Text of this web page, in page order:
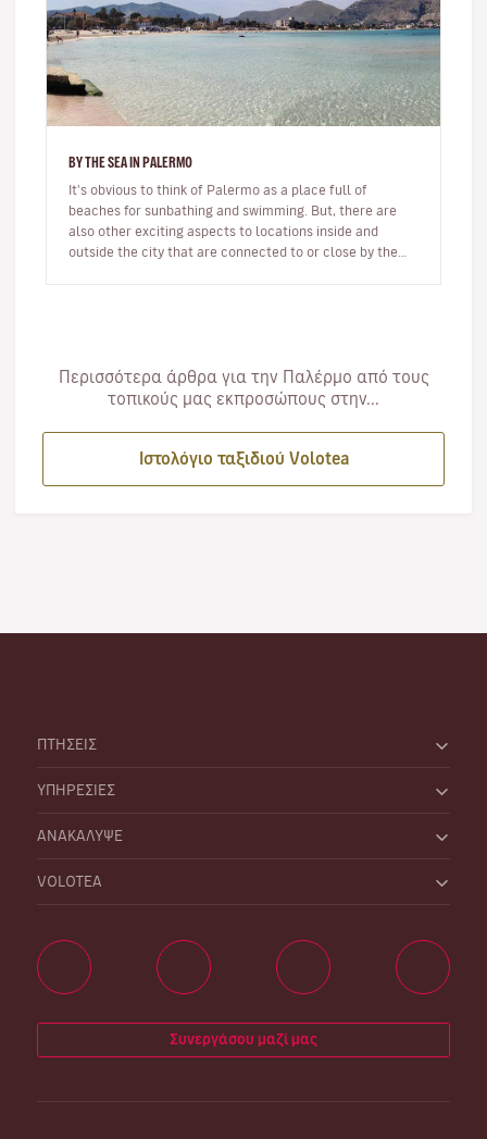
BY THE SEA IN PALERMO
It's obvious to think of Palermo as a place full of
beaches for sunbathing and swimming. But, there are
also other exciting aspects to locations inside and
outside the city that are connected to or close by the
Περισσότερα άρθρα για την Παλέρμο από τους
τοπικούς μας εκπροσώπους στην...
Ιστολόγιο ταξιδιού Volotea
ΠΤΗΣΕΙΣ
ΥΠΗΡΕΣΙΕΣ
ΑΝΑΚΑΛΥΨΕ
VOLOTEA
Συνεργάσου μαζί μας